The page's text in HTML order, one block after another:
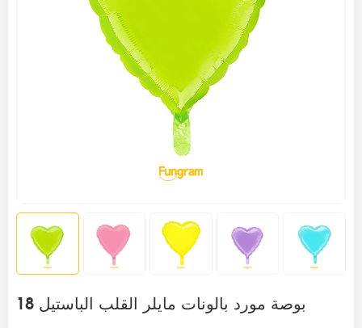
18 بوصة مورد بالونات مايلر القلب الباستيل